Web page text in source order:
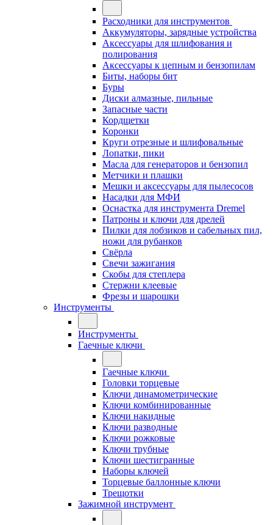
Расходники для инструментов
Аккумуляторы, зарядные устройства
Аксессуары для шлифования и
полирования
Аксессуары к цепным и бензопилам
Биты, наборы бит
Буры
Диски алмазные, пильные
Запасные части
Кордщетки
Коронки
Круги отрезные и шлифовальные
Лопатки, пики
Масла для генераторов и бензопил
Метчики и плашки
Мешки и аксессуары для пылесосов
Насадки для МФИ
Оснастка для инструмента Dremel
Патроны и ключи для дрелей
Пилки для лобзиков и сабельных пил,
ножи для рубанков
Свёрла
Свечи зажигания
Скобы для степлера
Стержни клеевые
Фрезы и шарошки
Инструменты
Инструменты
Гаечные ключи
Гаечные ключи
Головки торцевые
Ключи динамометрические
Ключи комбинированные
Ключи накидные
Ключи разводные
Ключи рожковые
Ключи трубные
Ключи шестигранные
Наборы ключей
Торцевые баллонные ключи
Трещотки
Зажимной инструмент